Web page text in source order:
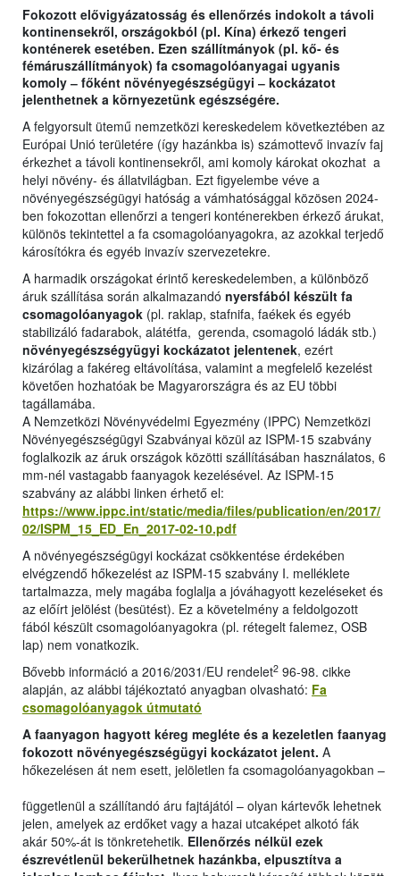
Fokozott elővigyázatosság és ellenőrzés indokolt a távoli
kontinensekről, országokból (pl. Kína) érkező tengeri
konténerek esetében. Ezen szállítmányok (pl. kő- és
fémáruszállítmányok) fa csomagolóanyagai ugyanis
komoly ‒ főként növényegészségügyi ‒ kockázatot
jelenthetnek a környezetünk egészségére.
A felgyorsult ütemű nemzetközi kereskedelem következtében az
Európai Unió területére (így hazánkba is) számottevő invazív faj
érkezhet a távoli kontinensekről, ami komoly károkat okozhat a
helyi növény- és állatvilágban. Ezt figyelembe véve a
növényegészségügyi hatóság a vámhatósággal közösen 2024-
ben fokozottan ellenőrzi a tengeri konténerekben érkező árukat,
különös tekintettel a fa csomagolóanyagokra, az azokkal terjedő
károsítókra és egyéb invazív szervezetekre.
A harmadik országokat érintő kereskedelemben, a különböző
áruk szállítása során alkalmazandó nyersfából készült fa
csomagolóanyagok (pl. raklap, stafnifa, faékek és egyéb
stabilizáló fadarabok, alátétfa, gerenda, csomagoló ládák stb.)
növényegészségyügyi kockázatot jelentenek, ezért
kizárólag a fakéreg eltávolítása, valamint a megfelelő kezelést
követően hozhatóak be Magyarországra és az EU többi
tagállamába.
A Nemzetközi Növényvédelmi Egyezmény (IPPC) Nemzetközi
Növényegészségügyi Szabványai közül az ISPM-15 szabvány
foglalkozik az áruk országok közötti szállításában használatos, 6
mm-nél vastagabb faanyagok kezelésével. Az ISPM-15
szabvány az alábbi linken érhető el:
https://www.ippc.int/static/media/files/publication/en/2017/
02/ISPM_15_ED_En_2017-02-10.pdf
A növényegészségügyi kockázat csökkentése érdekében
elvégzendő hőkezelést az ISPM-15 szabvány I. melléklete
tartalmazza, mely magába foglalja a jóváhagyott kezeléseket és
az előírt jelölést (besütést). Ez a követelmény a feldolgozott
fából készült csomagolóanyagokra (pl. rétegelt falemez, OSB
lap) nem vonatkozik.
Bővebb információ a 2016/2031/EU rendelet2 96-98. cikke
alapján, az alábbi tájékoztató anyagban olvasható: Fa
csomagolóanyagok útmutató
A faanyagon hagyott kéreg megléte és a kezeletlen faanyag
fokozott növényegészségügyi kockázatot jelent. A
hőkezelésen át nem esett, jelöletlen fa csomagolóanyagokban –
függetlenül a szállítandó áru fajtájától – olyan kártevők lehetnek
jelen, amelyek az erdőket vagy a hazai utcaképet alkotó fák
akár 50%-át is tönkretehetik. Ellenőrzés nélkül ezek
észrevétlenül bekerülhetnek hazánkba, elpusztítva a